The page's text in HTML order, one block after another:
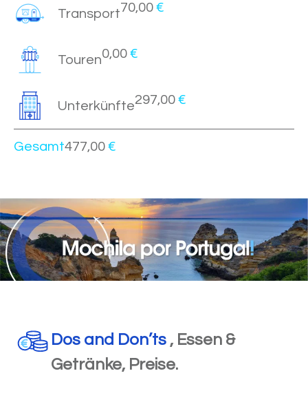
Transport70,00 €
Touren0,00 €
Unterkünfte297,00 €
Gesamt477,00 €
Dos and Don’ts , Essen &
Getränke, Preise.